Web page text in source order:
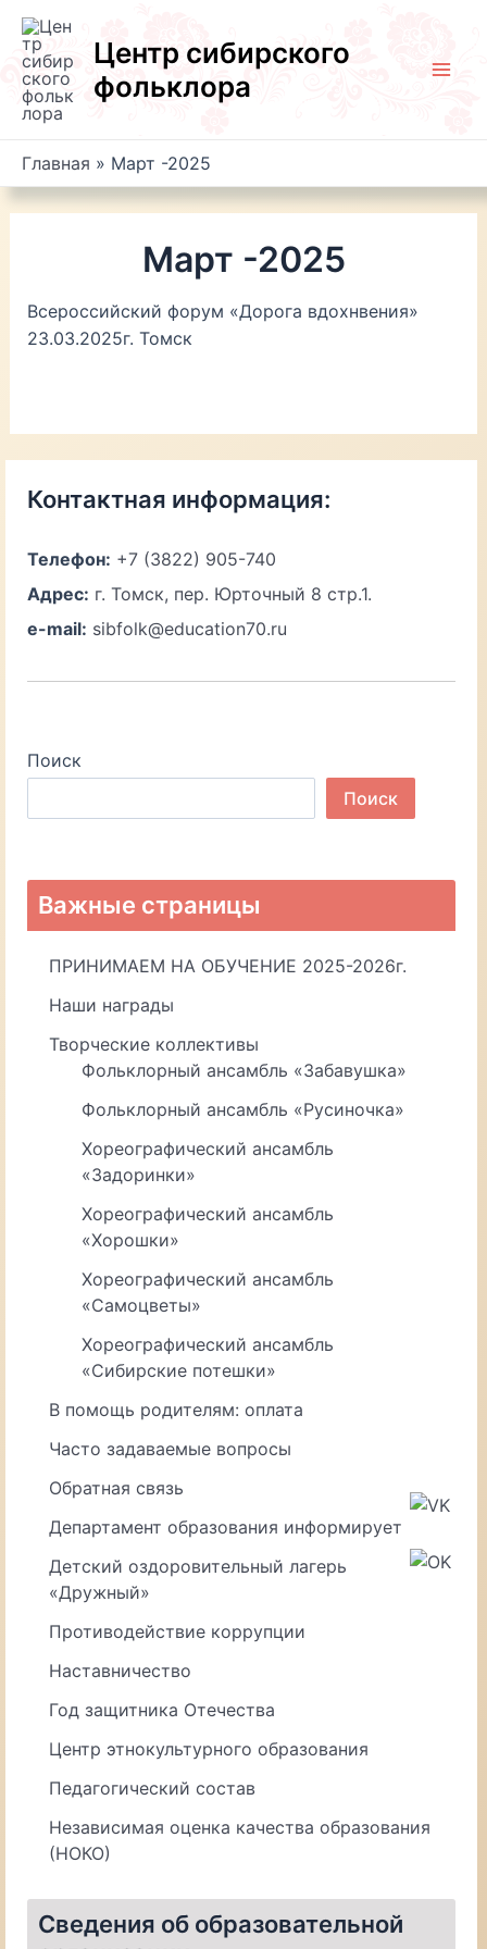
Перейти
содержимомуЦентр сибирского
фольклора
Главная Март -2025
Март -2025
Всероссийский форум «Дорога вдохнвения»
23.03.2025г. Томск
Контактная информация:
Телефон: +7 (3822) 905-740
Адрес: г. Томск, пер. Юрточный 8 стр.1.
e-mail: sibfolk@education70.ru
Поиск
Поиск
Важные страницы
ПРИНИМАЕМ НА ОБУЧЕНИЕ 2025-2026г.
Наши награды
Творческие коллективы
Фольклорный ансамбль «Забавушка»
Фольклорный ансамбль «Русиночка»
Хореографический ансамбль
«Задоринки»
Хореографический ансамбль
«Хорошки»
Хореографический ансамбль
«Самоцветы»
Хореографический ансамбль
«Сибирские потешки»
В помощь родителям: оплата
Часто задаваемые вопросы
Обратная связь
Департамент образования информирует
Детский оздоровительный лагерь
«Дружный»
Противодействие коррупции
Наставничество
Год защитника Отечества
Центр этнокультурного образования
Педагогический состав
Независимая оценка качества образования
(НОКО)
Сведения об образовательной